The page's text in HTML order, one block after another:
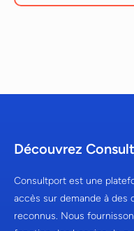
Découvrez
Consultport est une
accès sur demande à des
reconnus. Nous